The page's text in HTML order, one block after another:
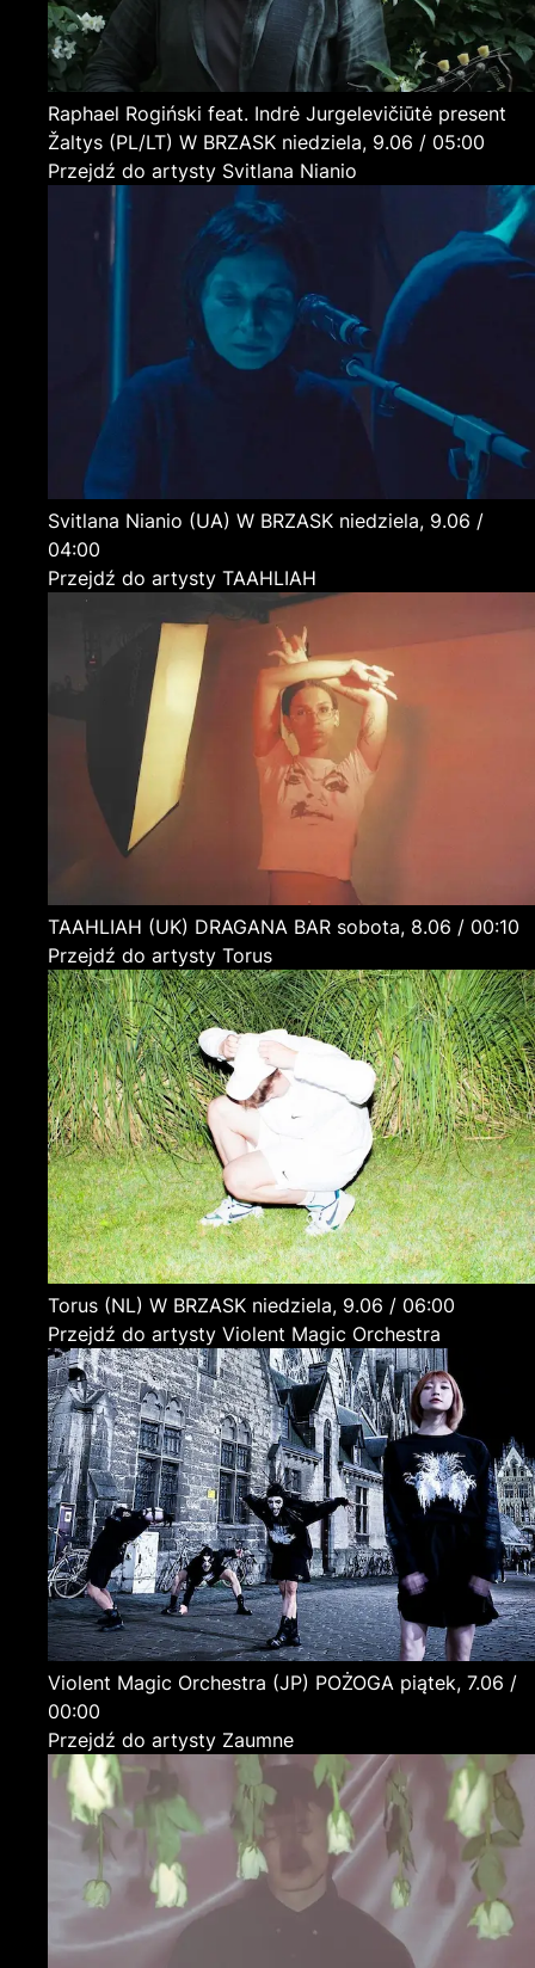
Raphael Rogiński feat. Indrė Jurgelevičiūtė present
Žaltys (PL/LT) W BRZASK
niedziela, 9.06 / 05:00
Przejdź do artysty Svitlana Nianio
Svitlana Nianio (UA) W BRZASK niedziela, 9.06 /
04:00
Przejdź do artysty TAAHLIAH
TAAHLIAH (UK) DRAGANA BAR
sobota, 8.06 / 00:10
Przejdź do artysty Torus
Torus (NL) W BRZASK
niedziela, 9.06 / 06:00
Przejdź do artysty Violent Magic Orchestra
Violent Magic Orchestra (JP) POŻOGA piątek, 7.06 /
00:00
Przejdź do artysty Zaumne